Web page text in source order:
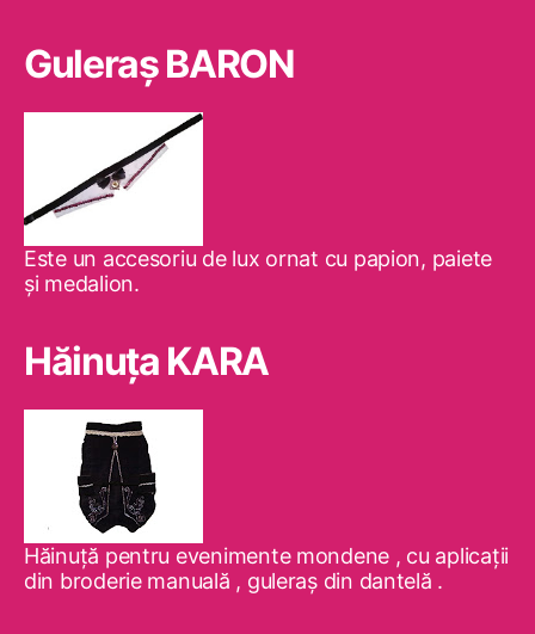
Guleraş BARON
Este un accesoriu de lux ornat cu papion, paiete
şi medalion.
Hăinuţa KARA
Hăinuţă pentru evenimente mondene , cu aplicaţii
din broderie manuală , guleraş din dantelă .